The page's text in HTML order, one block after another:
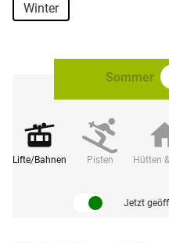
Winter
Sommer
Lifte/Bahnen Pisten Hütten
Jetzt